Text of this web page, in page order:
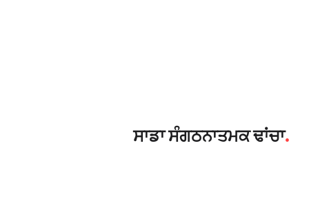
ਸਾਡਾ ਸੰਗਠਨਾਤਮਕ ਢਾਂਚਾ.